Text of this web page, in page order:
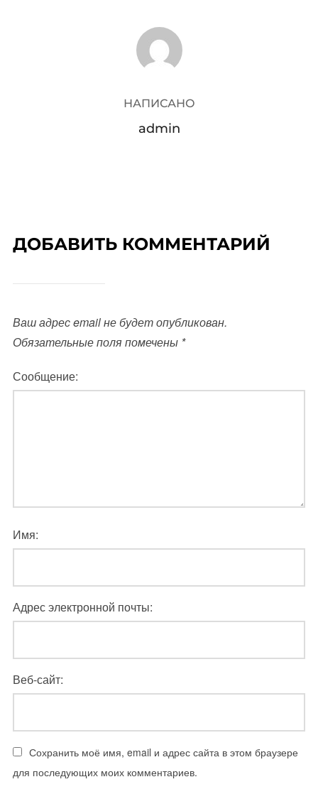
АВТОР ЗАПИСИ
НАПИСАНО
admin
ДОБАВИТЬ КОММЕНТАРИЙ
Ваш адрес email не будет опубликован.
Обязательные поля помечены *
Сообщение:
Имя:
Адрес электронной почты:
Веб-сайт:
Сохранить моё имя, email и адрес сайта в этом браузере
для последующих моих комментариев.